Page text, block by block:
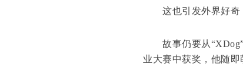
这也引发外界好奇
故事仍要从“XDog”
业大赛中获奖，他随即